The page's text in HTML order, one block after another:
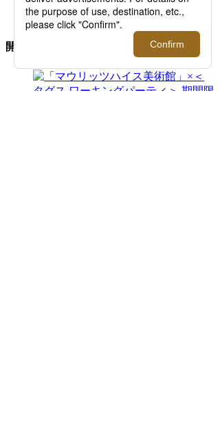
MAP/ACCESS
FLOOR GUIDE >
開催中のイベント